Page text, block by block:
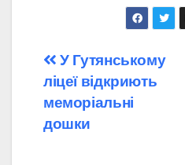
Навігація
записів
У Гутянському
ліцеї відкриють
меморіальні
дошки